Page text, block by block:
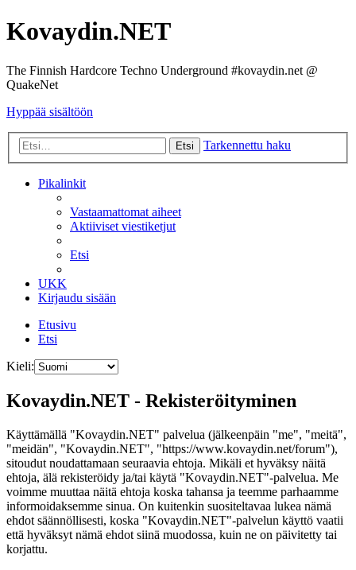
Kovaydin.NET
The Finnish Hardcore Techno Underground #kovaydin.net @
QuakeNet
Hyppää sisältöön
Etsi Tarkennettu haku
Pikalinkit
Vastaamattomat aiheet
Aktiiviset viestiketjut
Etsi
UKK
Kirjaudu sisään
Etusivu
Etsi
Kieli:
Kovaydin.NET - Rekisteröityminen
Käyttämällä "Kovaydin.NET" palvelua (jälkeenpäin "me", "meitä",
"meidän", "Kovaydin.NET", "https://www.kovaydin.net/forum"),
sitoudut noudattamaan seuraavia ehtoja. Mikäli et hyväksy näitä
ehtoja, älä rekisteröidy ja/tai käytä "Kovaydin.NET"-palvelua. Me
voimme muuttaa näitä ehtoja koska tahansa ja teemme parhaamme
informoidaksemme sinua. On kuitenkin suositeltavaa lukea nämä
ehdot säännöllisesti, koska "Kovaydin.NET"-palvelun käyttö vaatii
että hyväksyt nämä ehdot siinä muodossa, kuin ne on päivitetty tai
korjattu.